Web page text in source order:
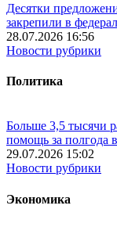
Десятки
закрепили в
28.07.2026 16:56
Новости рубрики
Политика
Больше 3,5 тысячи
помощь за полгода
29.07.2026 15:02
Новости рубрики
Экономика